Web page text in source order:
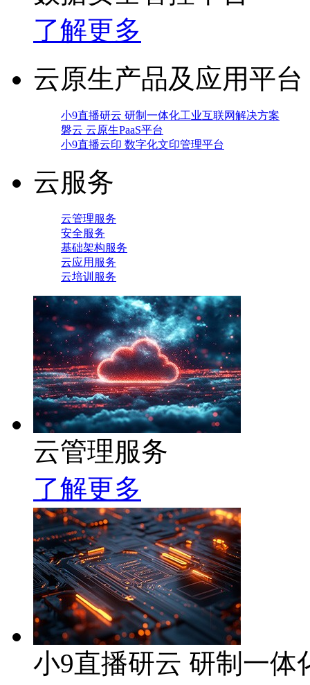
了解更多
云原生产品及应用平台
小9直播研云 研制一体化工业互联网解决方案
磐云 云原生PaaS平台
小9直播云印 数字化文印管理平台
云服务
云管理服务
安全服务
基础架构服务
云应用服务
云培训服务
云管理服务
了解更多
小9直播研云 研制一体